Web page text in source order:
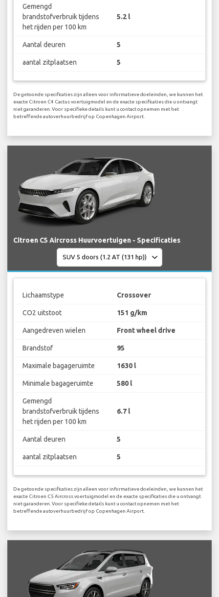
Gemengd
brandstofverbruik tijdens
het rijden per 100 km
5.2 l
Aantal deuren 5
aantal zitplaatsen 5
De getoonde specificaties zijn alleen voor informatieve doeleinden, we kunnen het
exacte Citroen C4 Cactus voertuigmodel en de exacte specificaties die u ontvangt
niet garanderen. Voor specifieke details kunt u contact opnemen met het
betreffende autoverhuurbedrijf op Copenhagen Airport.
Citroen C5 Aircross Huurvoertuigen - Specificaties
Lichaamstype Crossover
CO2 uitstoot 151 g/km
Aangedreven wielen Front wheel drive
Brandstof 95
Maximale bagageruimte 1630 l
Minimale bagageruimte 580 l
Gemengd
brandstofverbruik tijdens
het rijden per 100 km
6.7 l
Aantal deuren 5
aantal zitplaatsen 5
De getoonde specificaties zijn alleen voor informatieve doeleinden, we kunnen het
exacte Citroen C5 Aircross voertuigmodel en de exacte specificaties die u ontvangt
niet garanderen. Voor specifieke details kunt u contact opnemen met het
betreffende autoverhuurbedrijf op Copenhagen Airport.